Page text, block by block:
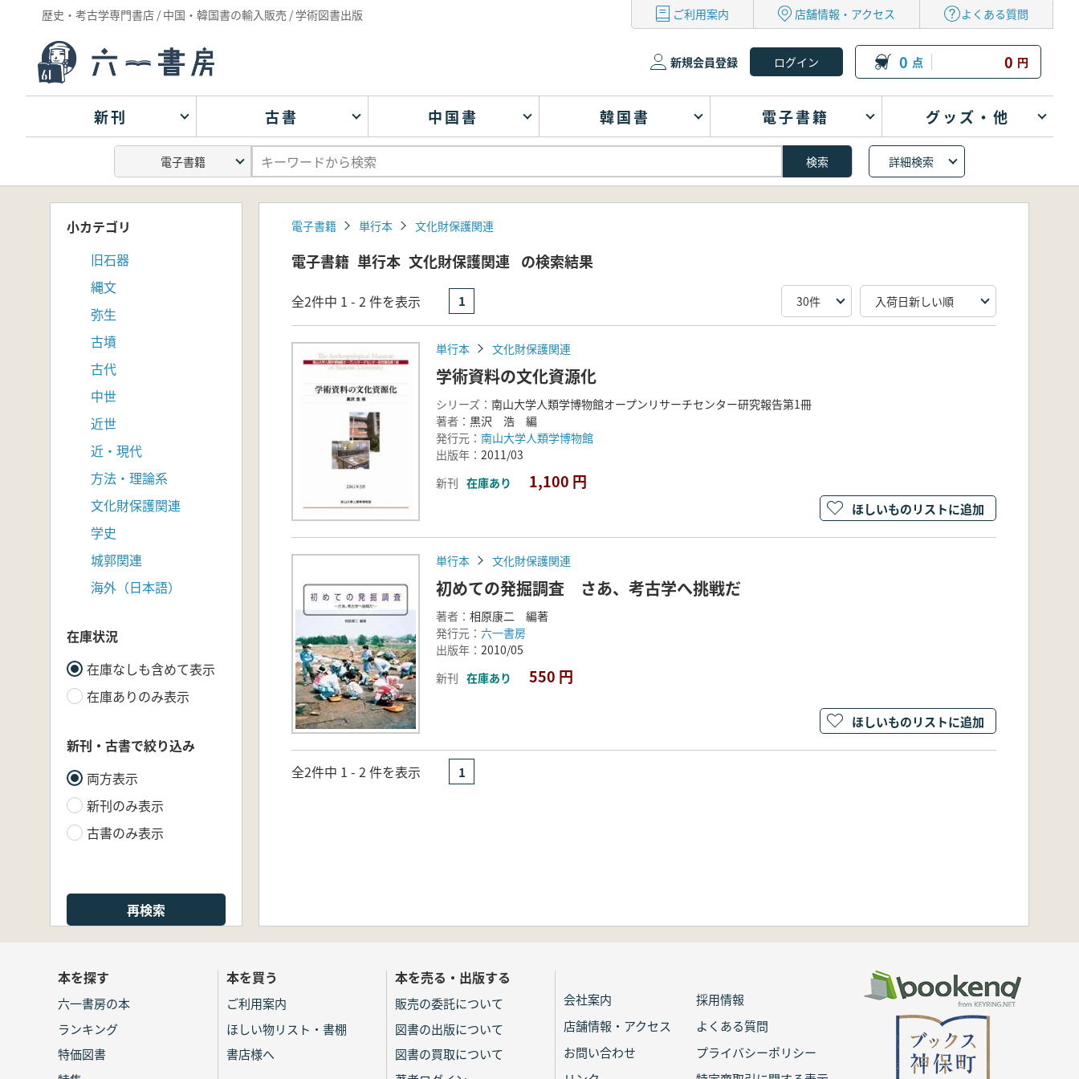
歴史・考古学専門書店 / 中国・韓国書の輸入販売 / 学術図書出版 ご利用案内 店舗情報・アクセス よくある質問
新規会員登録 0 点 0 円
新刊 古書 中国書 韓国書 電子書籍 グッズ・他
詳細検索
小カテゴリ
旧石器
縄文
弥生
古墳
古代
中世
近世
近・現代
方法・理論系
文化財保護関連
学史
城郭関連
海外（日本語）
在庫状況
在庫なしも含めて表示
在庫ありのみ表示
新刊・古書で絞り込み
両方表示
新刊のみ表示
古書のみ表示
再検索
電子書籍 単行本 文化財保護関連
電子書籍 単行本 文化財保護関連 の検索結果
全2件中 1 - 2 件を表示 1
単行本 文化財保護関連
学術資料の文化資源化
シリーズ： 南山大学人類学博物館オープンリサーチセンター研究報告第1冊
著者： 黒沢 浩 編
発行元： 南山大学人類学博物館
出版年： 2011/03
新刊 在庫あり 1,100 円
ほしいものリストに追加
単行本 文化財保護関連
初めての発掘調査 さあ、考古学へ挑戦だ
著者： 相原康二 編著
発行元： 六一書房
出版年： 2010/05
新刊 在庫あり 550 円
ほしいものリストに追加
全2件中 1 - 2 件を表示 1
本を探す
六一書房の本
ランキング
特価図書
本を買う
ご利用案内
ほしい物リスト・書棚
書店様へ
本を売る・出版する
販売の委託について
図書の出版について
図書の買取について
会社案内
採用情報
店舗情報・アクセス
よくある質問
お問い合わせ
プライバシーポリシー